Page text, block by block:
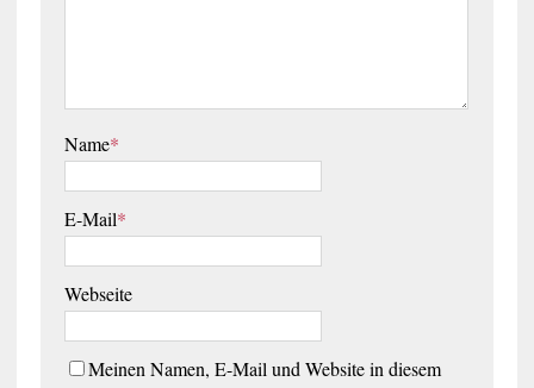
Name*
E-Mail*
Webseite
Meinen Namen, E-Mail und Website in diesem